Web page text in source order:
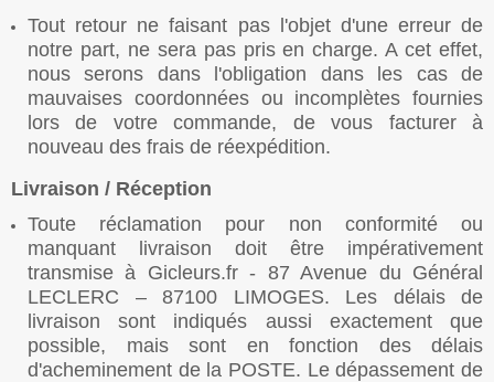
Tout retour ne faisant pas l'objet d'une erreur de
notre part, ne sera pas pris en charge. A cet effet,
nous serons dans l'obligation dans les cas de
mauvaises coordonnées ou incomplètes fournies
lors de votre commande, de vous facturer à
nouveau des frais de réexpédition.
Livraison / Réception
Toute réclamation pour non conformité ou
manquant livraison doit être impérativement
transmise à Gicleurs.fr - 87 Avenue du Général
LECLERC – 87100 LIMOGES. Les délais de
livraison sont indiqués aussi exactement que
possible, mais sont en fonction des délais
d'acheminement de la POSTE. Le dépassement de